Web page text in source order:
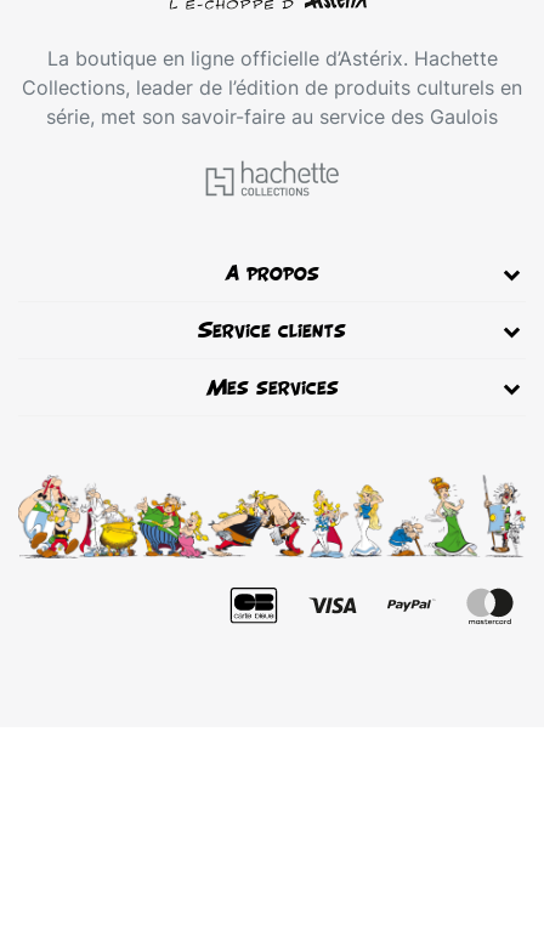
La boutique en ligne officielle d’Astérix. Hachette
Collections, leader de l’édition de produits culturels en
série, met son savoir-faire au service des Gaulois
A propos
Service clients
Mes services